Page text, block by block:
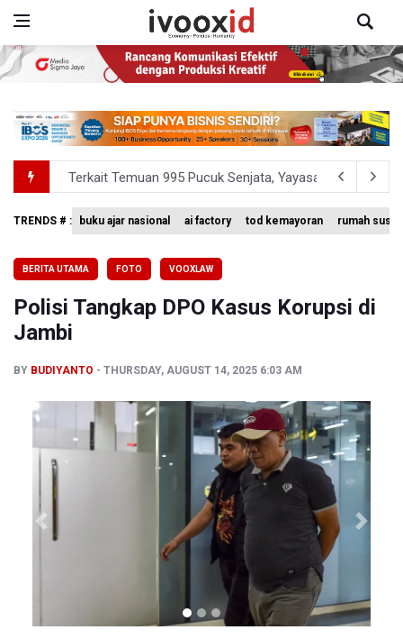
Terkait Temuan 995 Pucuk Senjata, Yayasan Sekolah:
KPK Terima Permintaan Kejaksaan Agung Periksa
BRIN Kembangkan Teknologi Modifikasi Cuaca hingga
Penjelasan Kemenkes: Pasien BPJS Kesehatan Viral
TRENDS # : buku ajar nasional ai factory tod kemayoran rumah
BERITA UTAMA FOTO VOOXLAW
Polisi Tangkap DPO Kasus Korupsi di
Jambi
BY BUDIYANTO THURSDAY, AUGUST 14, 2025 6:03 AM
Previous Next